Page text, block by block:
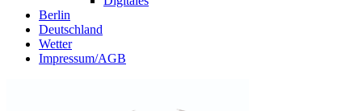
Berlin
Deutschland
Wetter
Impressum/AGB